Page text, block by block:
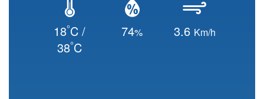
18°C /
38°C
74% 3.6 Km/h